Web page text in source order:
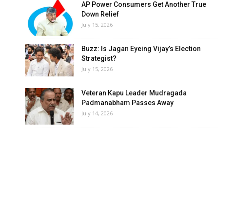
AP Power Consumers Get Another True
Down Relief
July 15, 2026
Buzz: Is Jagan Eyeing Vijay’s Election
Strategist?
July 15, 2026
Veteran Kapu Leader Mudragada
Padmanabham Passes Away
July 14, 2026